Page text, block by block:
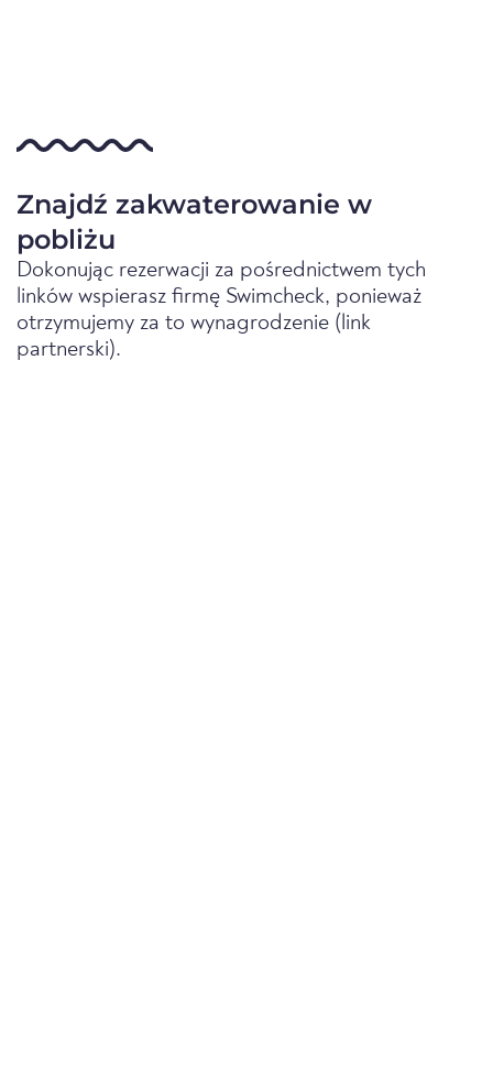
Znajdź zakwaterowanie w
pobliżu
Dokonując rezerwacji za pośrednictwem tych
linków wspierasz firmę Swimcheck, ponieważ
otrzymujemy za to wynagrodzenie (link
partnerski).